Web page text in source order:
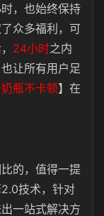
，也始终保持
众多福利，可
24小时之内
让所有用户足
瓶不卡顿】在
的，值得一提
技术，针对
一站式解决方